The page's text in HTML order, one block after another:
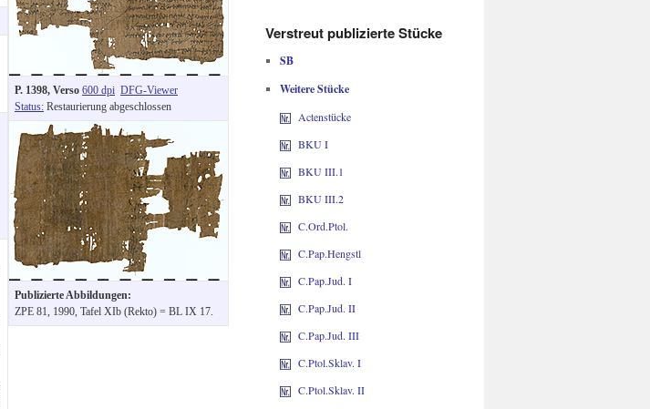
P. 1398, Verso 600 dpi DFG-Viewer
Status: Restaurierung abgeschlossen
Publizierte Abbildungen:
ZPE 81, 1990, Tafel XIb (Rekto) = BL IX 17.
Verstreut publizierte Stücke
SB
Weitere Stücke
Actenstücke
BKU I
BKU III.1
BKU III.2
C.Ord.Ptol.
C.Pap.Hengstl
C.Pap.Jud. I
C.Pap.Jud. II
C.Pap.Jud. III
C.Ptol.Sklav. I
C.Ptol.Sklav. II